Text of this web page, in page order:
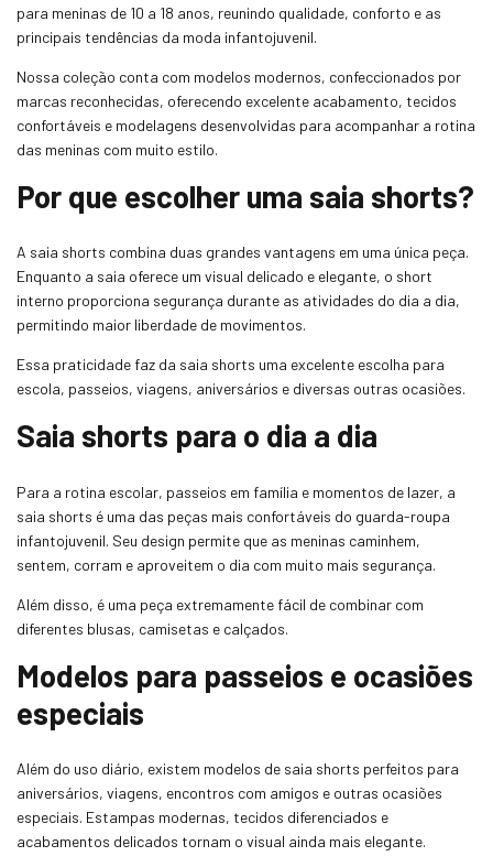
para meninas de 10 a 18 anos, reunindo qualidade, conforto e as
principais tendências da moda infantojuvenil.
Nossa coleção conta com modelos modernos, confeccionados por
marcas reconhecidas, oferecendo excelente acabamento, tecidos
confortáveis e modelagens desenvolvidas para acompanhar a rotina
das meninas com muito estilo.
Por que escolher uma saia shorts?
A saia shorts combina duas grandes vantagens em uma única peça.
Enquanto a saia oferece um visual delicado e elegante, o short
interno proporciona segurança durante as atividades do dia a dia,
permitindo maior liberdade de movimentos.
Essa praticidade faz da saia shorts uma excelente escolha para
escola, passeios, viagens, aniversários e diversas outras ocasiões.
Saia shorts para o dia a dia
Para a rotina escolar, passeios em família e momentos de lazer, a
saia shorts é uma das peças mais confortáveis do guarda-roupa
infantojuvenil. Seu design permite que as meninas caminhem,
sentem, corram e aproveitem o dia com muito mais segurança.
Além disso, é uma peça extremamente fácil de combinar com
diferentes blusas, camisetas e calçados.
Modelos para passeios e ocasiões
especiais
Além do uso diário, existem modelos de saia shorts perfeitos para
aniversários, viagens, encontros com amigos e outras ocasiões
especiais. Estampas modernas, tecidos diferenciados e
acabamentos delicados tornam o visual ainda mais elegante.